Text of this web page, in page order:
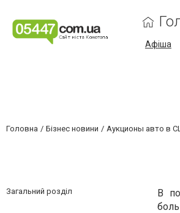
Афіша
Головна Бізнес новини Аукционы авто в
Загальний розділ
В